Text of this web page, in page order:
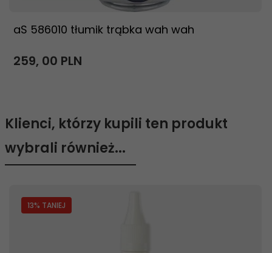
aS 586010 tłumik trąbka wah wah
259, 00 PLN
Klienci, którzy kupili ten produkt
wybrali również...
13% TANIEJ